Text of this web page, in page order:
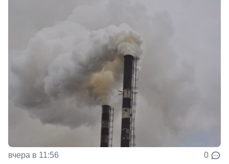
вчера в 11:56 0